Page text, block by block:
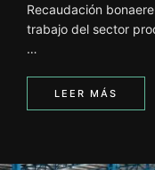
Recaudación
trabajo del sector
…
LEER MÁS